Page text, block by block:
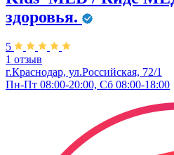
здоровья.
5
1 отзыв
г.Краснодар, ул.Российская, 72/1
Пн-Пт 08:00-20:00, Сб 08:00-18:00